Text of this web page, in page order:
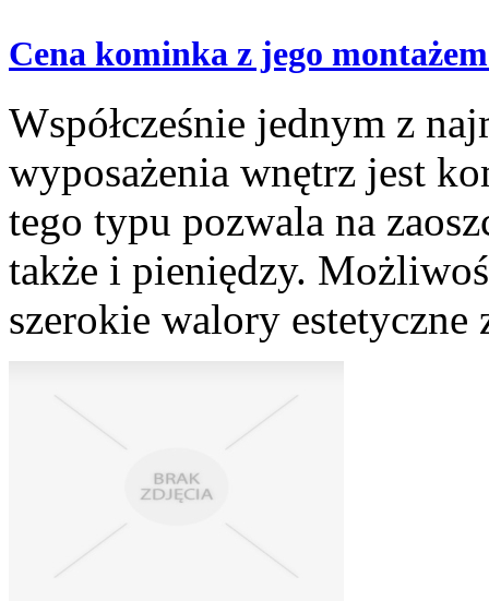
Cena kominka z jego
Współcześnie jednym z
wyposażenia wnętrz jest
tego typu pozwala na
także i pieniędzy.
szerokie walory